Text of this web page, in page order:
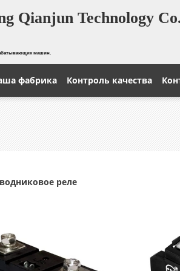
Qianjun Technology
машин.
фабрика Контроль качества
реле